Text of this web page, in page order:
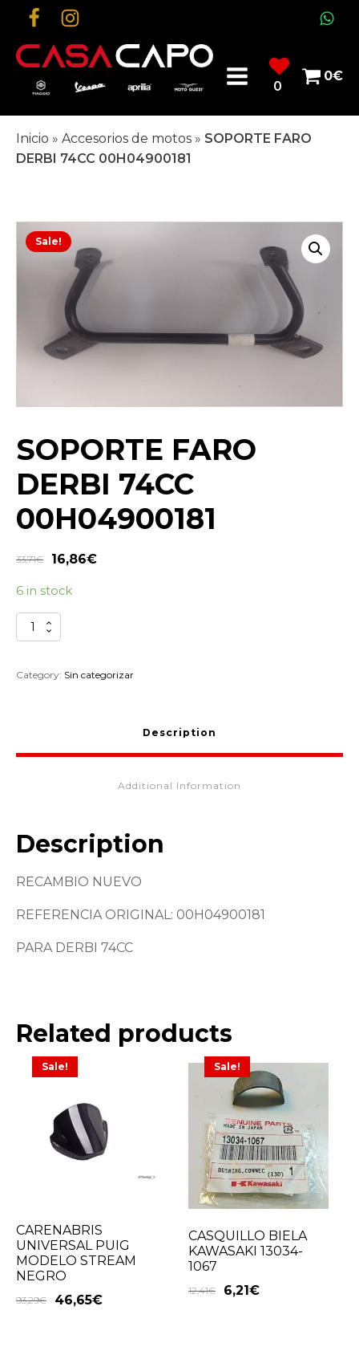
0
0€
Inicio » Accesorios de motos » SOPORTE FARO
DERBI 74CC 00H04900181
Sale!
SOPORTE FARO
DERBI 74CC
00H04900181
33,71€ 16,86€
6 in stock
SOPORTE
FARO
74CC
Category: Sin categorizar
Description
Additional Information
Description
RECAMBIO NUEVO
REFERENCIA ORIGINAL: 00H04900181
PARA DERBI 74CC
Related products
Sale!
CARENABRIS
UNIVERSAL PUIG
MODELO STREAM
NEGRO
93,29€ 46,65€
Sale!
CASQUILLO BIELA
KAWASAKI 13034-
1067
12,41€ 6,21€